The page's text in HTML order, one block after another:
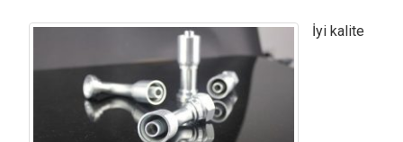
İyi kalite